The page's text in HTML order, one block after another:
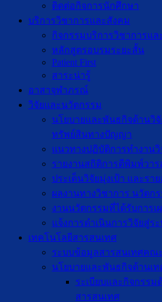
ติดต่อกิจการนักศึกษา
บริการวิชาการและสังคม
กิจกรรมบริการวิชาการแล
หลักสูตรอบรมระยะสั้น
Patient First
สาระน่ารู้
อาสาจุฬาภรณ์
วิจัยและนวัตกรรม
นโยบายและพันธกิจด้านวิ
ทรัพย์สินทางปัญญา
แนวทางปฏิบัติการทำงาน
รายงานสถิติการตีพิมพ์วาร
ประเด็นวิจัยมุ่งเป้า และรา
ผลงานทางวิชาการ นวัตก
งานนวัตกรรมที่ได้รับการเ
แจ้งการดำเนินการวิจัยสู่ร
เทคโนโลยีสารสนเทศ
ระบบข้อมูลสารสนเทศคณ
นโยบายและพันธกิจด้านเ
ระเบียบและกิจกรรม
สารสนเทศ